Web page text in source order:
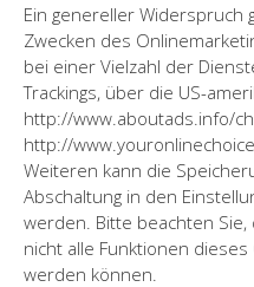
Ein genereller Widerspruch
Zwecken des
bei einer Vielzahl der
Trackings, über die US-
http://www.aboutads.info/
http://
Weiteren kann die
Abschaltung in den
werden. Bitte beachten
nicht alle Funktionen
werden können.